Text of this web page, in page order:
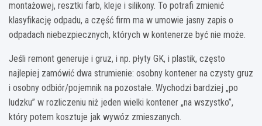
montażowej, resztki farb, kleje i silikony. To potrafi zmienić
klasyfikację odpadu, a część firm ma w umowie jasny zapis o
odpadach niebezpiecznych, których w kontenerze być nie może.
Jeśli remont generuje i gruz, i np. płyty GK, i plastik, często
najlepiej zamówić dwa strumienie: osobny kontener na czysty gruz
i osobny odbiór/pojemnik na pozostałe. Wychodzi bardziej „po
ludzku” w rozliczeniu niż jeden wielki kontener „na wszystko”,
który potem kosztuje jak wywóz zmieszanych.